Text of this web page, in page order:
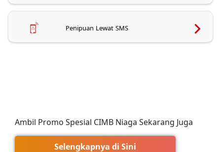
Penipuan Lewat SMS
Ambil Promo Spesial CIMB Niaga Sekarang Juga
Selengkapnya di Sini